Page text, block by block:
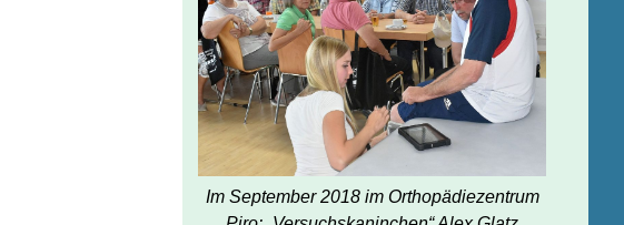
Im September 2018 im Orthopädiezentrum